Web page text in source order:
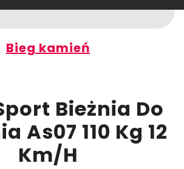
Bieg kamień
Bieżnia Do
As07 110 Kg 12
Km/H